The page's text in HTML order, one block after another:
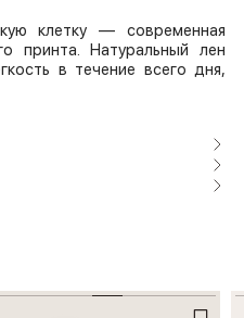
клетку — современная
принта. Натуральный лен
в течение всего дня,